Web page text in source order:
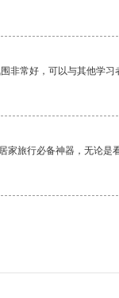
非常好，可以与其他学习
家旅行必备神器，无论是